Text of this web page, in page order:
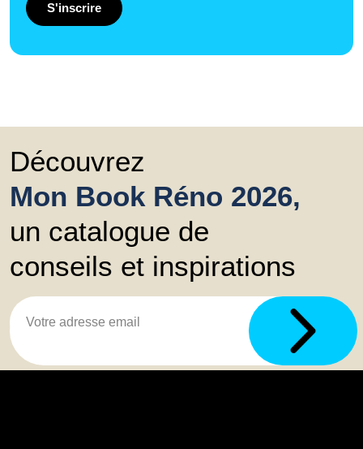
S'inscrire
Découvrez
Mon Book Réno 2026,
un catalogue de
conseils et inspirations